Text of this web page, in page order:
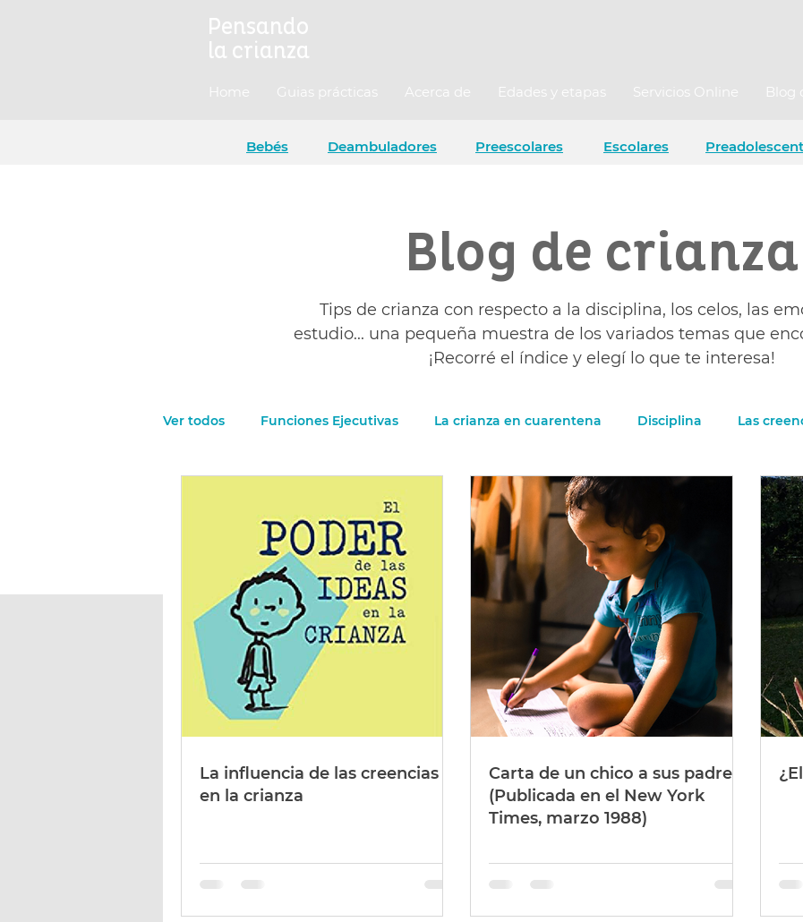
Pensando
la crianza
Home Guias prácticas Acerca de Edades y etapas Servicios Online Blog
Bebés Deambuladores Preescolares Escolares
Blog de crianza
Tips de crianza con respecto a la disciplina, los celos, las
estudio... una pequeña muestra de los variados temas que
¡Recorré el índice y elegí lo que te interesa!
Ver todos Funciones Ejecutivas La crianza en cuarentena Disciplina Las
Los chicos y el divorcio Las emociones de los chicos
La mirada de los niños Tips generales
La influencia de las creencias
en la crianza
Carta de un chico a sus padres
(Publicada en el New York
Times, marzo 1988)